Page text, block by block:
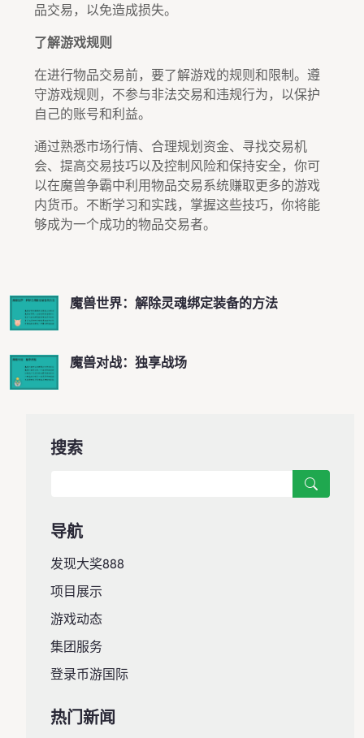
品交易，以免造成损失。
了解游戏规则
在进行物品交易前，要了解游戏的规则和限制。遵
守游戏规则，不参与非法交易和违规行为，以保护
自己的账号和利益。
通过熟悉市场行情、合理规划资金、寻找交易机
会、提高交易技巧以及控制风险和保持安全，你可
以在魔兽争霸中利用物品交易系统赚取更多的游戏
内货币。不断学习和实践，掌握这些技巧，你将能
够成为一个成功的物品交易者。
魔兽世界：解除灵魂绑定装备的方法
魔兽对战：独享战场
搜索
导航
发现大奖888
项目展示
游戏动态
集团服务
登录币游国际
热门新闻